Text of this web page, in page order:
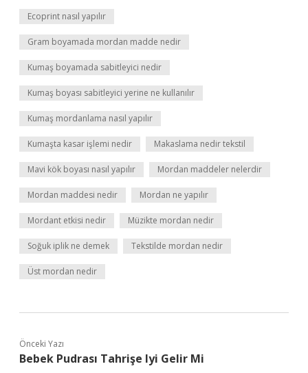
Ecoprint nasıl yapılır
Gram boyamada mordan madde nedir
Kumaş boyamada sabitleyici nedir
Kumaş boyası sabitleyici yerine ne kullanılır
Kumaş mordanlama nasıl yapılır
Kumaşta kasar işlemi nedir Makaslama nedir tekstil
Mavi kök boyası nasıl yapılır Mordan maddeler nelerdir
Mordan maddesi nedir Mordan ne yapılır
Mordant etkisi nedir Müzikte mordan nedir
Soğuk iplik ne demek Tekstilde mordan nedir
Üst mordan nedir
Önceki Yazı
Bebek Pudrası Tahrişe Iyi Gelir Mi